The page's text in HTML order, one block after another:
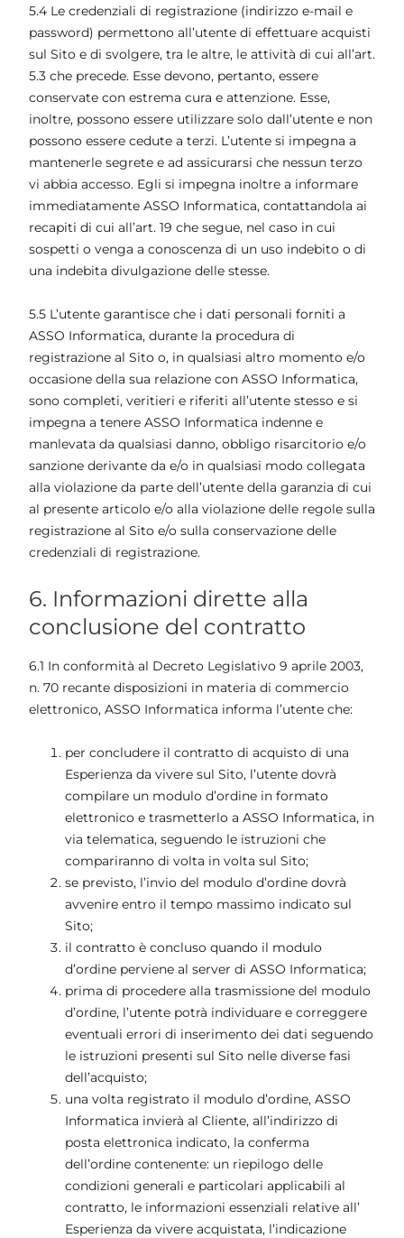
5.4 Le credenziali di registrazione (indirizzo e-mail e
password) permettono all’utente di effettuare acquisti
sul Sito e di svolgere, tra le altre, le attività di cui all’art.
5.3 che precede. Esse devono, pertanto, essere
conservate con estrema cura e attenzione. Esse,
inoltre, possono essere utilizzare solo dall’utente e non
possono essere cedute a terzi. L’utente si impegna a
mantenerle segrete e ad assicurarsi che nessun terzo
vi abbia accesso. Egli si impegna inoltre a informare
immediatamente ASSO Informatica, contattandola ai
recapiti di cui all’art. 19 che segue, nel caso in cui
sospetti o venga a conoscenza di un uso indebito o di
una indebita divulgazione delle stesse.
5.5 L’utente garantisce che i dati personali forniti a
ASSO Informatica, durante la procedura di
registrazione al Sito o, in qualsiasi altro momento e/o
occasione della sua relazione con ASSO Informatica,
sono completi, veritieri e riferiti all’utente stesso e si
impegna a tenere ASSO Informatica indenne e
manlevata da qualsiasi danno, obbligo risarcitorio e/o
sanzione derivante da e/o in qualsiasi modo collegata
alla violazione da parte dell’utente della garanzia di cui
al presente articolo e/o alla violazione delle regole sulla
registrazione al Sito e/o sulla conservazione delle
credenziali di registrazione.
6. Informazioni dirette alla
conclusione del contratto
6.1 In conformità al Decreto Legislativo 9 aprile 2003,
n. 70 recante disposizioni in materia di commercio
elettronico, ASSO Informatica informa l’utente che:
per concludere il contratto di acquisto di una
Esperienza da vivere sul Sito, l’utente dovrà
compilare un modulo d’ordine in formato
elettronico e trasmetterlo a ASSO Informatica, in
via telematica, seguendo le istruzioni che
compariranno di volta in volta sul Sito;
se previsto, l’invio del modulo d’ordine dovrà
avvenire entro il tempo massimo indicato sul
Sito;
il contratto è concluso quando il modulo
d’ordine perviene al server di ASSO Informatica;
prima di procedere alla trasmissione del modulo
d’ordine, l’utente potrà individuare e correggere
eventuali errori di inserimento dei dati seguendo
le istruzioni presenti sul Sito nelle diverse fasi
dell’acquisto;
una volta registrato il modulo d’ordine, ASSO
Informatica invierà al Cliente, all’indirizzo di
posta elettronica indicato, la conferma
dell’ordine contenente: un riepilogo delle
condizioni generali e particolari applicabili al
contratto, le informazioni essenziali relative all’
Esperienza da vivere acquistata, l’indicazione